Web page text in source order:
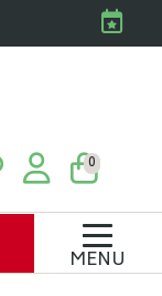
Clabots &
0
MENU